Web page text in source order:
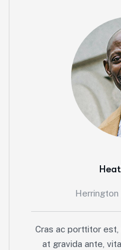
Cras ac porttitor
at gravida ante,